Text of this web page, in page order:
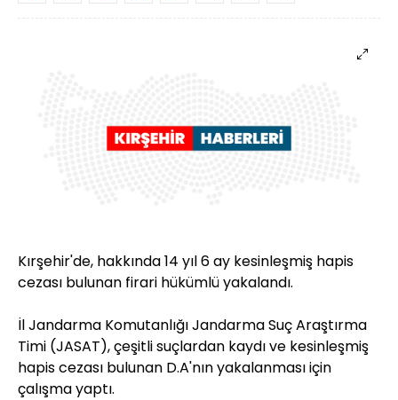
Kırşehir'de, hakkında 14 yıl 6 ay kesinleşmiş hapis
cezası bulunan firari hükümlü yakalandı.
İl Jandarma Komutanlığı Jandarma Suç Araştırma
Timi (JASAT), çeşitli suçlardan kaydı ve kesinleşmiş
hapis cezası bulunan D.A'nın yakalanması için
çalışma yaptı.